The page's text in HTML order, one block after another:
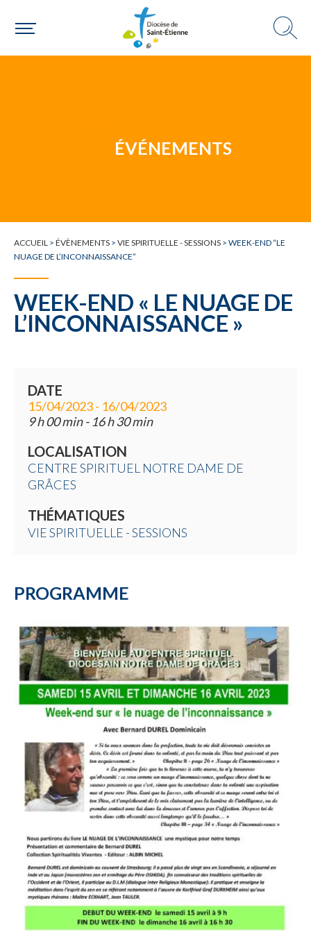
Une personne
Choisir ma paroisse par commune
Une commune
ÉVÉNEMENTS
ACCUEIL > ÉVÈNEMENTS > VIE SPIRITUELLE - SESSIONS > WEEK-END “LE
NUAGE DE L’INCONNAISSANCE”
WEEK-END « LE NUAGE DE
L’INCONNAISSANCE »
DATE
15/04/2023 - 16/04/2023
9 h 00 min - 16 h 30 min
LOCALISATION
CENTRE SPIRITUEL NOTRE DAME DE
GRÂCES
THÉMATIQUES
VIE SPIRITUELLE - SESSIONS
PROGRAMME